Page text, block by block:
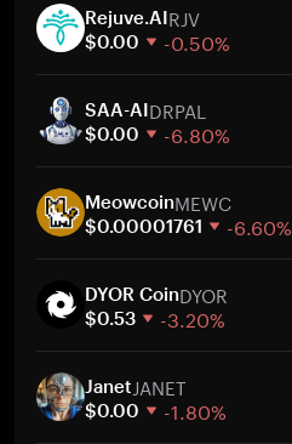
30 jours
Capitalisation boursière
Rejuve.AIRJV
$0.00 -0.50%
30 jours
Capitalisation boursière
SAA-AIDRPAL
$0.00 -6.80%
30 jours
Capitalisation boursière
MeowcoinMEWC
$0.00001761 -6.60%
30 jours
Capitalisation boursière
DYOR CoinDYOR
$0.53 -3.20%
30 jours
Capitalisation boursière
Janet JANET
$0.00 -1.80%